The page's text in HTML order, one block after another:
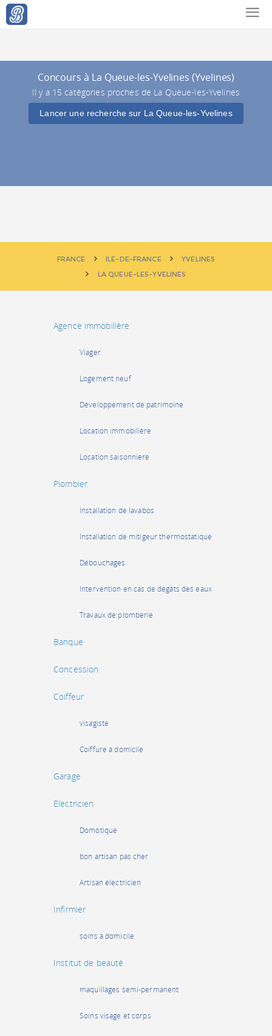
Concours à La Queue-les-Yvelines (Yvelines)
Il y a 15 catégories proches de La Queue-les-Yvelines
Lancer une recherche sur La Queue-les-Yvelines
FRANCE ILE-DE-FRANCE
YVELINES
LA QUEUE-LES-YVELINES
Agence immobilière
Viager
Logement neuf
Développement de patrimoine
Location immobilière
Location saisonnière
Plombier
Installation de lavabos
Installation de mitigeur thermostatique
Débouchages
Intervention en cas de dégâts des eaux
Travaux de plomberie
Banque
Concession
Coiffeur
visagiste
Coiffure à domicile
Garage
Electricien
Domotique
bon artisan pas cher
Artisan électricien
Infirmier
soins à domicile
Institut de beauté
maquillages semi-permanent
Soins visage et corps